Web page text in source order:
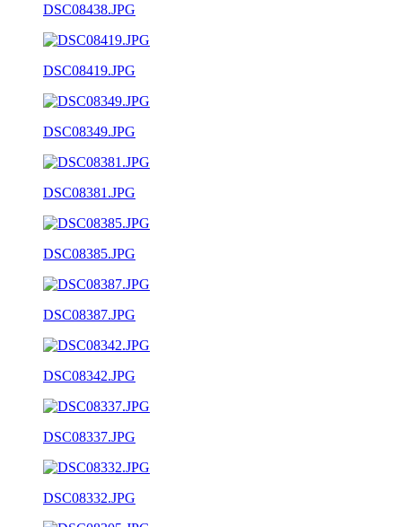
DSC08438.JPG
DSC08419.JPG
DSC08349.JPG
DSC08381.JPG
DSC08385.JPG
DSC08387.JPG
DSC08342.JPG
DSC08337.JPG
DSC08332.JPG